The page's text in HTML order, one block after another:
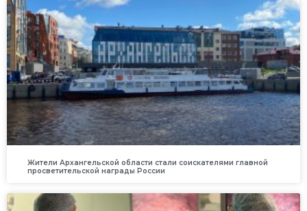
Жители Архангельской области стали соискателями главной
просветительской награды России